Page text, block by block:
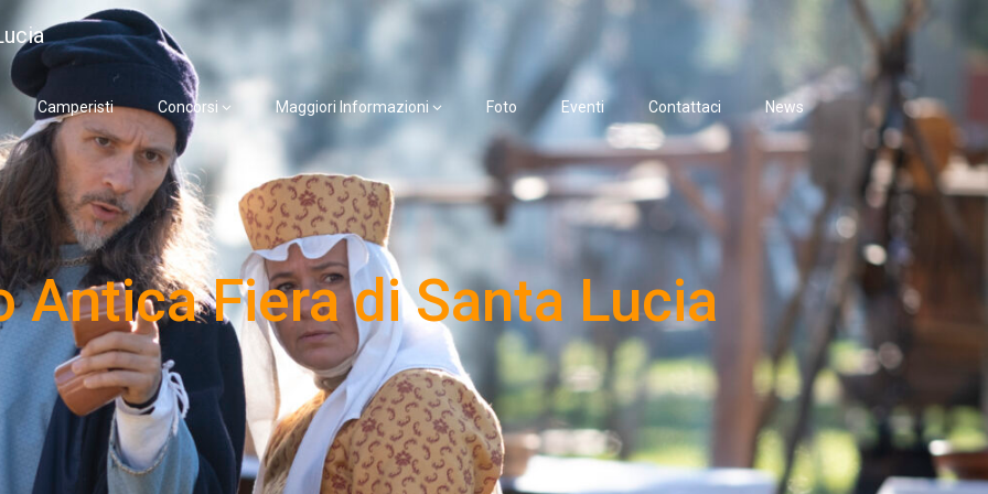
Camperisti Concorsi Maggiori Informazioni Foto Eventi Contattaci News
Antica Fiera di Santa Lucia